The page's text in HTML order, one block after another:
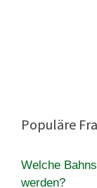
Populäre
Welche
werden?